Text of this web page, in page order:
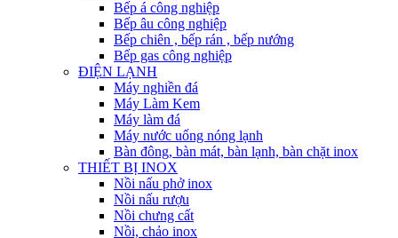
Bếp á công nghiệp
Bếp âu công nghiệp
Bếp chiên , bếp rán , bếp nướng
Bếp gas công nghiệp
ĐIỆN LẠNH
Máy nghiền đá
Máy Làm Kem
Máy làm đá
Máy nước uống nóng lạnh
Bàn đông, bàn mát, bàn lạnh, bàn chặt inox
THIẾT BỊ INOX
Nồi nấu phở inox
Nồi nấu rượu
Nồi chưng cất
Nồi, chảo inox